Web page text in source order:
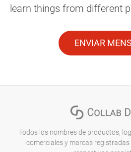
learn things from different
ENVIAR
Todos los nombres de productos,
comerciales y marcas